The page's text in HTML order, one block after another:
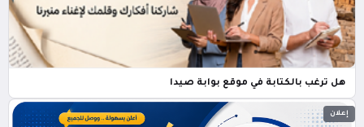
هل ترغب بالكتابة في موقع بوابة صيدا
إعلان